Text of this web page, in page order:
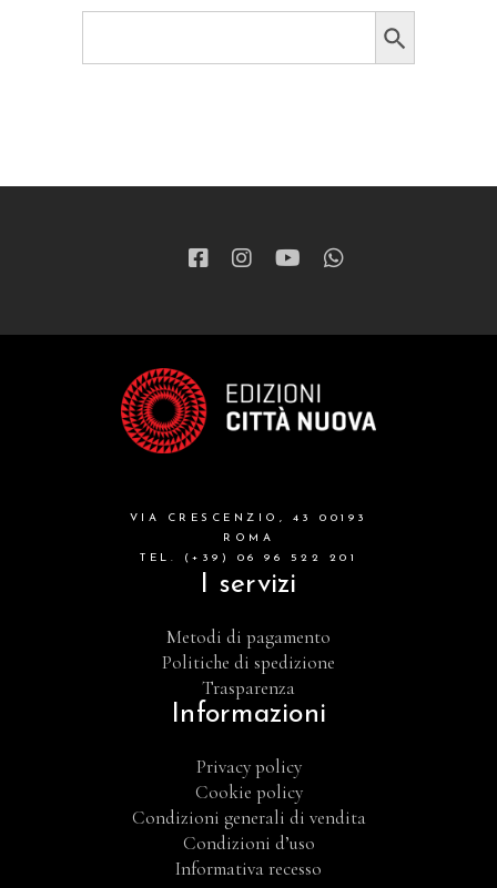
Search Button
VIA CRESCENZIO, 43 00193
ROMA
TEL. (+39) 06 96 522 201
I servizi
Metodi di pagamento
Politiche di spedizione
Trasparenza
Informazioni
Privacy policy
Cookie policy
Condizioni generali di vendita
Condizioni d’uso
Informativa recesso